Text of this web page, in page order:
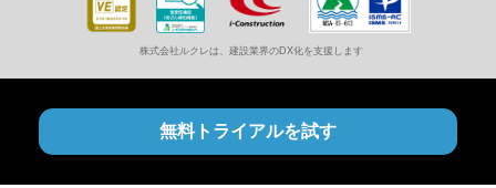
無料トライアルを試す
株式会社ルクレは、建設業界のDX化を支援します